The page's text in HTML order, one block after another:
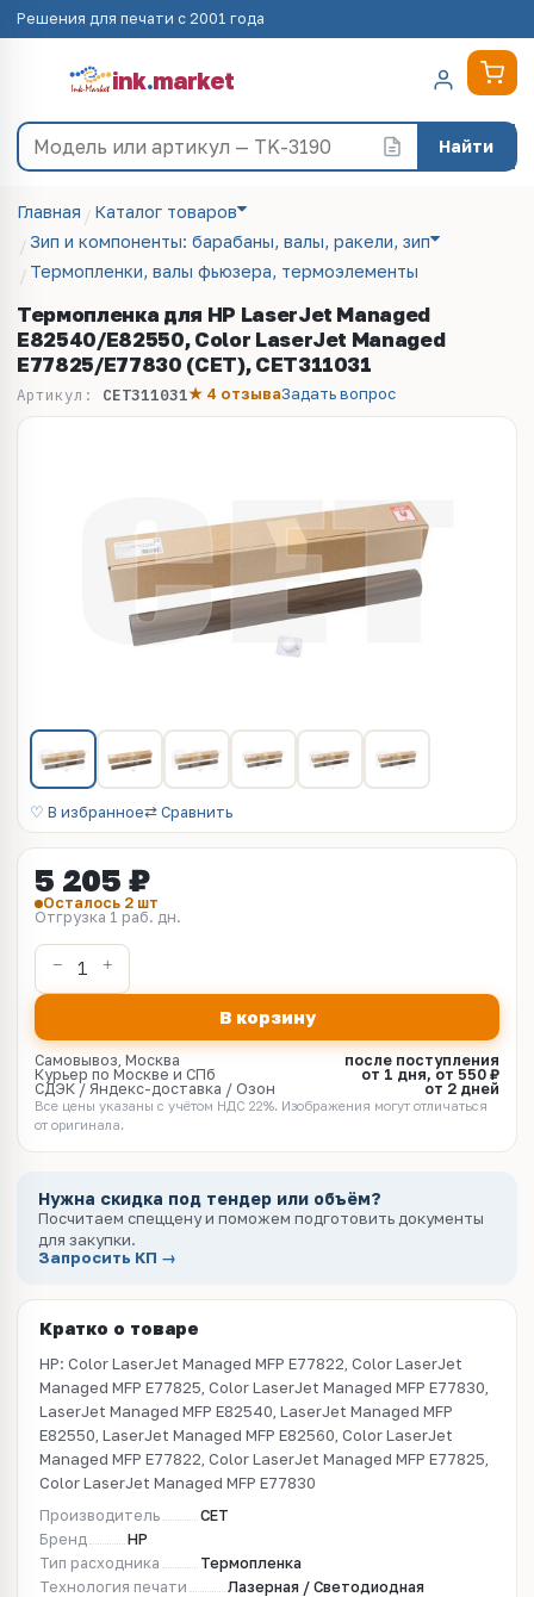
Решения для печати с 2001 года
ink.market
Найти
Главная
Каталог товаров
Зип и компоненты: барабаны, валы, ракели, зип
Термопленки, валы фьюзера, термоэлементы
Термопленка для HP LaserJet Managed
E82540/E82550, Color LaserJet Managed
E77825/E77830 (CET), CET311031
Артикул: CET311031★ 4 отзываЗадать вопрос
♡ В избранное⇄ Сравнить
5 205 ₽
Осталось 2 шт
Отгрузка 1 раб. дн.
В корзину
Самовывоз, Москва
после поступления
Курьер по Москве и СПб
от 1 дня, от 550 ₽
СДЭК / Яндекс-доставка / Озон
от 2 дней
Все цены указаны с учётом НДС 22%. Изображения могут отличаться
от оригинала.
Нужна скидка под тендер или объём?
Посчитаем спеццену и поможем подготовить документы
для закупки.
Запросить КП →
Кратко о товаре
HP: Color LaserJet Managed MFP E77822, Color LaserJet
Managed MFP E77825, Color LaserJet Managed MFP E77830,
LaserJet Managed MFP E82540, LaserJet Managed MFP
E82550, LaserJet Managed MFP E82560, Color LaserJet
Managed MFP E77822, Color LaserJet Managed MFP E77825,
Color LaserJet Managed MFP E77830
Производитель
CET
Бренд
HP
Тип расходника
Термопленка
Технология печати
Лазерная / Светодиодная